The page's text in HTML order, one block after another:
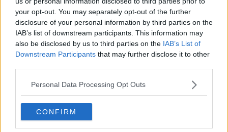
your opt-out. You may separately opt-out of the further
disclosure of your personal information by third parties on the
IAB’s list of downstream participants. This information may
also be disclosed by us to third parties on the IAB’s List of
Downstream Participants that may further disclose it to other
Personal Data Processing Opt Outs
CONFIRM
Dovleac copt - cea mai simplă rețetă
Recomandări